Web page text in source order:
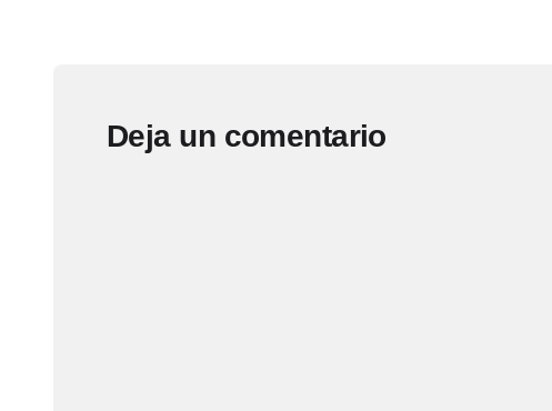
Deja un comentario